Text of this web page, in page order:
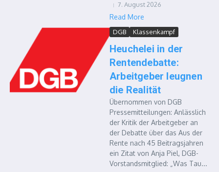
7. August 2026
Read More
DGB Klassenkampf
Heuchelei in der
Rentendebatte:
Arbeitgeber leugnen
die Realität
Übernommen von DGB
Pressemitteilungen: Anlässlich
der Kritik der Arbeitgeber an
der Debatte über das Aus der
Rente nach 45 Beitragsjahren
ein Zitat von Anja Piel, DGB-
Vorstandsmitglied: „Was Tau...